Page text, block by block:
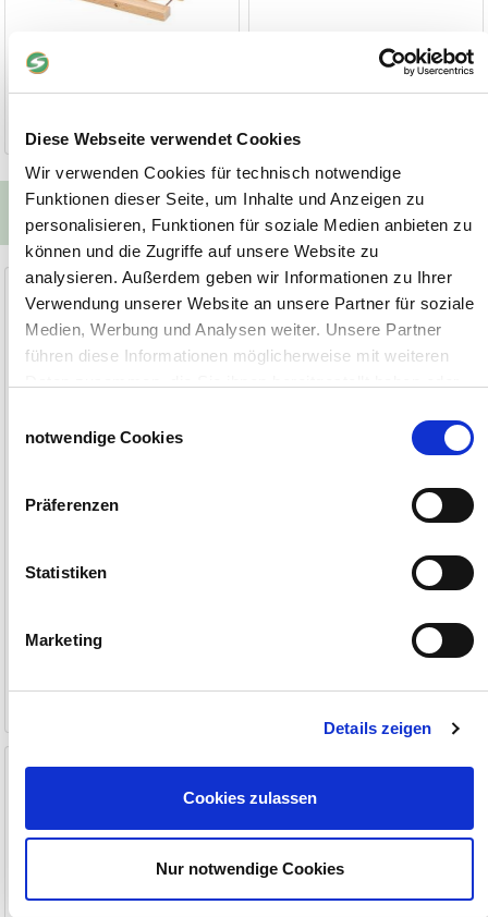
Diese Webseite verwendet Cookies
Wir verwenden Cookies für technisch notwendige
Funktionen dieser Seite, um Inhalte und Anzeigen zu
personalisieren, Funktionen für soziale Medien anbieten zu
können und die Zugriffe auf unsere Website zu
analysieren. Außerdem geben wir Informationen zu Ihrer
Verwendung unserer Website an unsere Partner für soziale
Medien, Werbung und Analysen weiter. Unsere Partner
führen diese Informationen möglicherweise mit weiteren
haben.
notwendige Cookies
Präferenzen
Statistiken
Marketing
Details zeigen
Cookies zulassen
Nur notwendige Cookies
5,90 €
Unsere Alternativen zum Produkt
BromaCereal 25 - 3 kg
auslegefertiger Frischköder aus
32,90 €
1-2 Werktage
Brumolin® Forte 3 kg Eimer
Auslegefertiger Frischköder auf
(22,67 €/kg)
1-2 Werktage
RatStop DF Block 25 - 3 kg
Auslegefertig portionierter Köderblock
Rattenfalle